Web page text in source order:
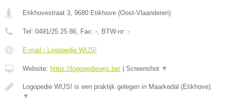
Etikhovestraat 3, 9680 Etikhove (Oost-Vlaanderen)
Tel: 0491/25 25 86, Fax: -, BTW-nr: -
E-mail › Logopedie WIJS!
Website: https://logopediewijs.be/ Screenshot ▼
Logopedie WIJS! is een praktijk gelegen in Maarkedal (Etikhove).
▼